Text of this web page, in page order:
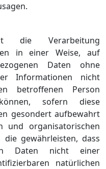
die Verarbeitung
in einer Weise, auf
Daten ohne
Informationen nicht
betroffenen Person
sofern diese
gesondert aufbewahrt
und organisatorischen
gewährleisten, dass
Daten nicht einer
natürlichen